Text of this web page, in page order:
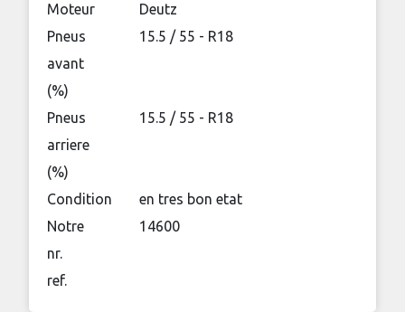
Moteur
Deutz
Pneus
avant
(%)
15.5 / 55 - R18
Pneus
arriere
(%)
15.5 / 55 - R18
Condition
en tres bon etat
Notre
nr.
ref.
14600